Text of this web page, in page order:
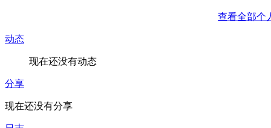
查看全部个
动态
现在还没有动态
分享
现在还没有分享